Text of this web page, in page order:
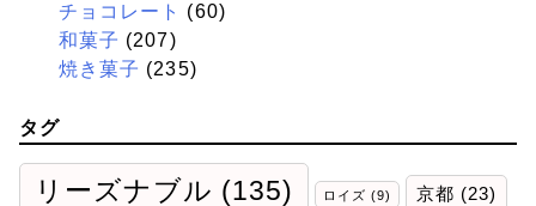
チョコレート
(60)
和菓子 (207)
焼き菓子 (235)
タグ
リーズナブル (135) ロイズ (9) 京都 (23)